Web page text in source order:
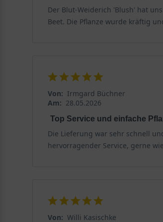
besonders durch ihre hellen
virgatum vorkommen. 'Blush' hebt
bis minus 40 Grad Celsius und
Lythrum salicaria 'Blush' wächst
Silhouette für Beete und Rabatten.
langsam aus, ohne jedoch invasiv
Damit sich die Schönheit des Blut-
Für eine reiche Blüte benötigt
Der Blut-Weiderich 'Blush' hat
Beet. Die Pflanze wurde kräftig
Von: Irmgard Büchner
Am: 28.05.2026
Top Service und einfache
Die Lieferung war sehr schnell
hervorragender Service, gerne
Von: Willi Kasischke